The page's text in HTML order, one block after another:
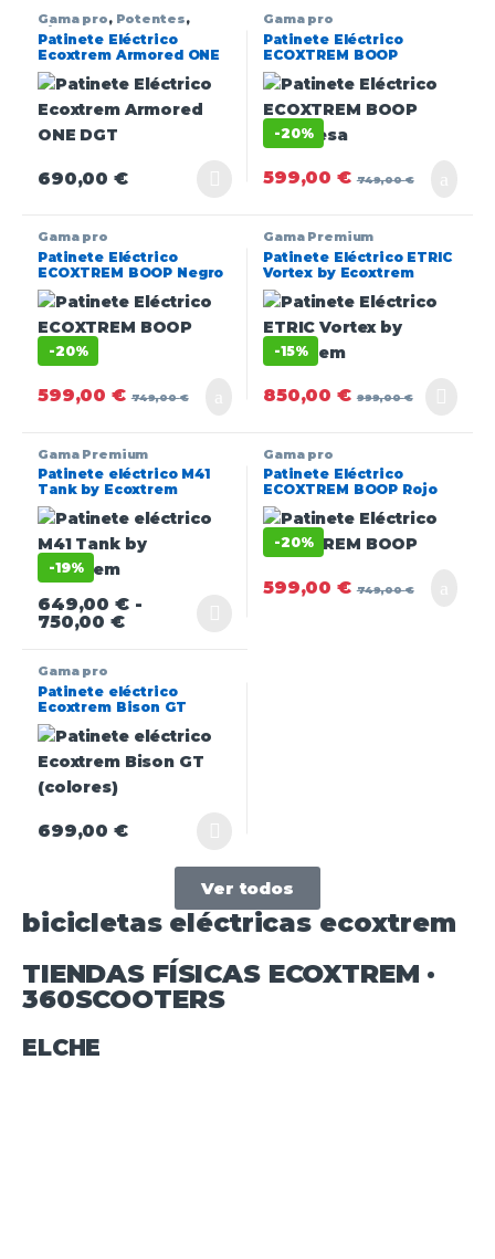
Gama pro, Potentes,
Single motor
Patinete Eléctrico
Ecoxtrem Armored ONE
DGT
690,00€
Gama pro
Patinete Eléctrico
ECOXTREM BOOP
Turquesa
-20%
599,00€ 749,00€
Gama pro
Patinete Eléctrico
ECOXTREM BOOP Negro
-20%
599,00€ 749,00€
Gama Premium
Patinete Eléctrico ETRIC
Vortex by Ecoxtrem
-15%
850,00€ 999,00€
Gama Premium
Patinete eléctrico M41
Tank by Ecoxtrem
-19%
649,00€ -
750,00€
Gama pro
Patinete Eléctrico
ECOXTREM BOOP Rojo
-20%
599,00€ 749,00€
Gama pro
Patinete eléctrico
Ecoxtrem Bison GT
(colores)
699,00€
Ver todos
bicicletas eléctricas ecoxtrem
TIENDAS FÍSICAS ECOXTREM ·
360SCOOTERS
ELCHE